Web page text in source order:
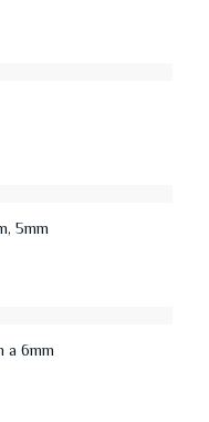
5mm
a 6mm